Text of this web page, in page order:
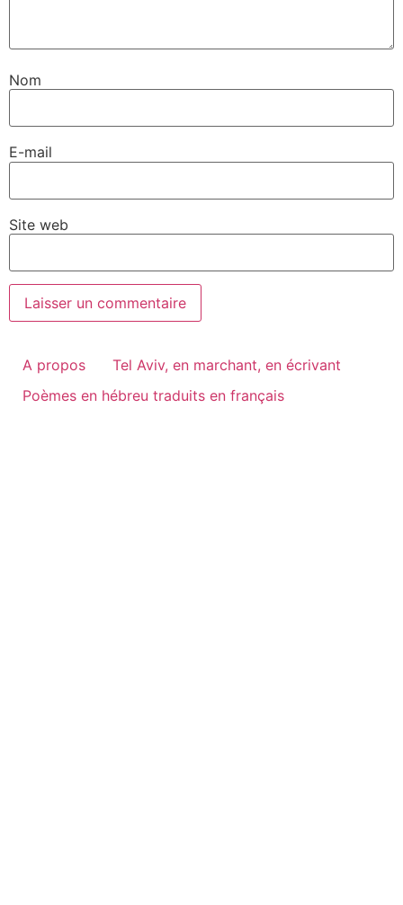
Nom
E-mail
Site web
A propos
Tel Aviv, en marchant, en écrivant
Poèmes en hébreu traduits en français